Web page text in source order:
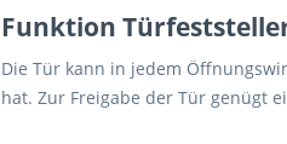
Funktion Türfeststeller
Die Tür kann in jedem
hat. Zur Freigabe der Tür genügt